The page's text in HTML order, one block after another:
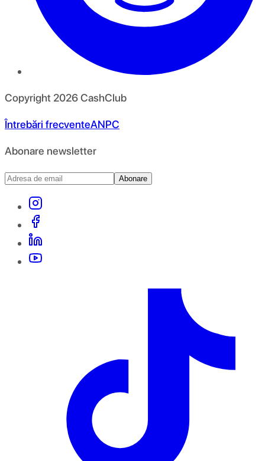
Copyright 2026CashClub
Întrebări frecventeANPC
Abonare newsletter
Abonare